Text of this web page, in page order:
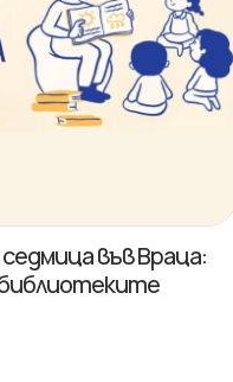
във Враца:
библиотеките